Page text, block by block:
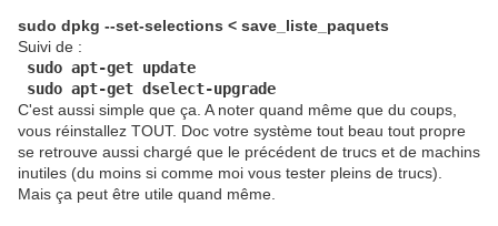
sudo dpkg --set-selections < save_liste_paquets
Suivi de :
sudo apt-get update
sudo apt-get dselect-upgrade
C'est aussi simple que ça. A noter quand même que du coups,
vous réinstallez TOUT. Doc votre système tout beau tout propre
se retrouve aussi chargé que le précédent de trucs et de machins
inutiles (du moins si comme moi vous tester pleins de trucs).
Mais ça peut être utile quand même.